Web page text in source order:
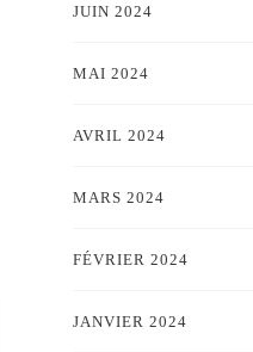
JUIN 2024
MAI 2024
AVRIL 2024
MARS 2024
FÉVRIER 2024
JANVIER 2024